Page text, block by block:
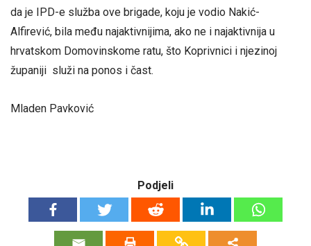
da je IPD-e služba ove brigade, koju je vodio Nakić-
Alfirević, bila među najaktivnijima, ako ne i najaktivnija u
hrvatskom Domovinskome ratu, što Koprivnici i njezinoj
županiji služi na ponos i čast.
Mladen Pavković
Podjeli